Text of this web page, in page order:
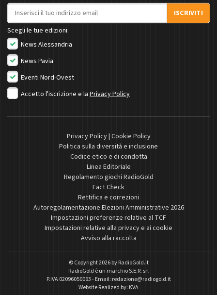
Indirizzo email
ISCRIVITI
Scegli le tue edizioni:
News Alessandria
News Pavia
Eventi Nord-Ovest
Accetto l'iscrizione e la Privacy Policy
Privacy Policy| Cookie Policy
Politica sulla diversità e inclusione
Codice etico e di condotta
Linea Editoriale
Regolamento giochi RadioGold
Fact Check
Rettifica e correzioni
Autoregolamentazione Elezioni Amministrative 2026
Impostazioni preferenze relative al TCF
Impostazioni relative alla privacy e ai cookie
Avviso alla raccolta
© Copyright 2026 byRadioGold.it
RadioGold è un marchio S.E.R. srl
P.IVA 02096050063 - Email: redazione@radiogold.it
Website Realized by: KVA